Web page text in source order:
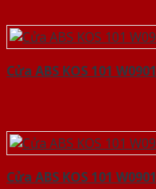
Cửa ABS KOS 101 W0901
Cửa ABS KOS 101 W0901